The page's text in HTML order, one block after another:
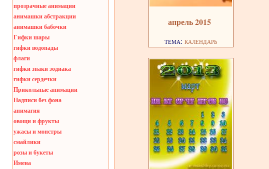
прозрачные анимации
анимашки абстракции
анимашки бабочки
Гифки шары
гифки водопады
флаги
гифки знаки зодиака
гифки сердечки
Прикольные анимации
Надписи без фона
анимагия
овощи и фрукты
ужасы и монстры
смайлики
розы и букеты
Имена
апрель 2015
тема: календарь